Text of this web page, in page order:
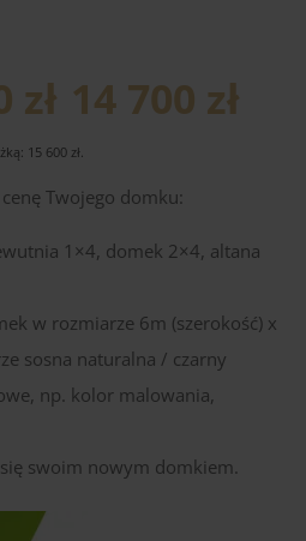
zł 14 700 zł
15 600 zł
Twojego domku:
1×4, domek 2×4, altana
w rozmiarze 6m (szerokość) x
sosna naturalna / czarny
np. kolor malowania,
swoim nowym domkiem.